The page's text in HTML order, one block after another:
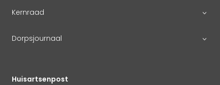
Kernraad
Dorpsjournaal
Huisartsenpost